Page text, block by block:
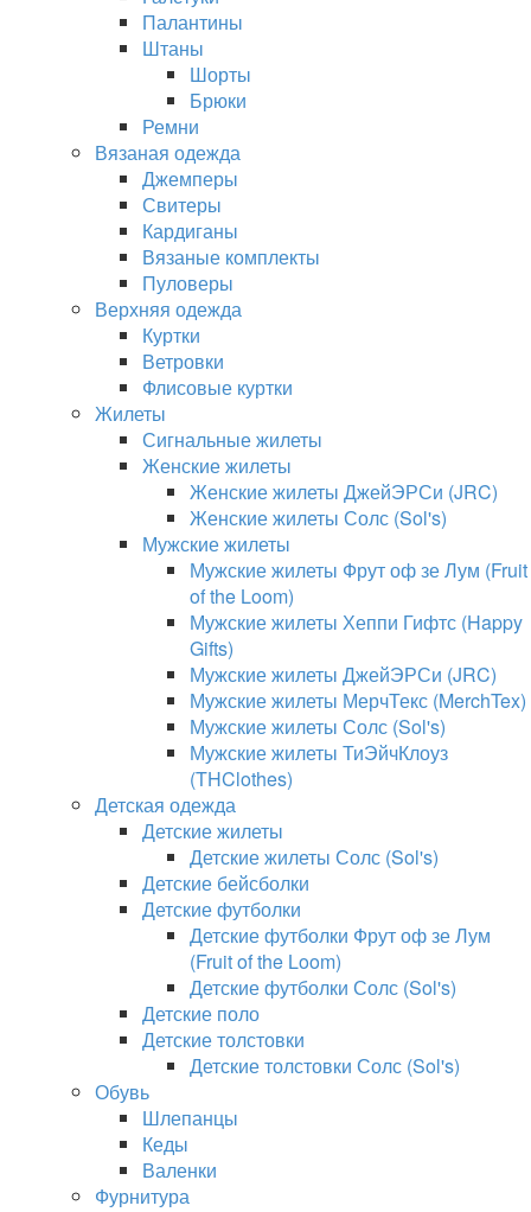
Палантины
Штаны
Шорты
Брюки
Ремни
Вязаная одежда
Джемперы
Свитеры
Кардиганы
Вязаные комплекты
Пуловеры
Верхняя одежда
Куртки
Ветровки
Флисовые куртки
Жилеты
Сигнальные жилеты
Женские жилеты
Женские жилеты ДжейЭРСи (JRC)
Женские жилеты Солс (Sol's)
Мужские жилеты
Мужские жилеты Фрут оф зе Лум (Fruit
of the Loom)
Мужские жилеты Хеппи Гифтс (Happy
Gifts)
Мужские жилеты ДжейЭРСи (JRC)
Мужские жилеты МерчТекс (MerchTex)
Мужские жилеты Солс (Sol's)
Мужские жилеты ТиЭйчКлоуз
(THClothes)
Детская одежда
Детские жилеты
Детские жилеты Солс (Sol's)
Детские бейсболки
Детские футболки
Детские футболки Фрут оф зе Лум
(Fruit of the Loom)
Детские футболки Солс (Sol's)
Детские поло
Детские толстовки
Детские толстовки Солс (Sol's)
Обувь
Шлепанцы
Кеды
Валенки
Фурнитура